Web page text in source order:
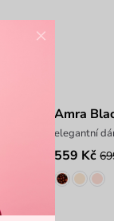
Amra
elegantní
559 Kč
×